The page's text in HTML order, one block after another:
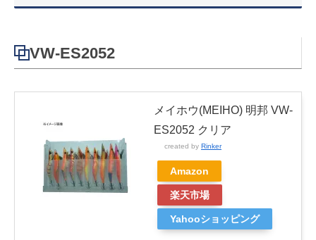
VW-ES2052
メイホウ(MEIHO) 明邦 VW-
ES2052 クリア
created by Rinker
Amazon
楽天市場
Yahooショッピング